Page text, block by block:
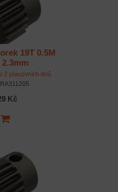
19T 0.5M
2.3mm
2 pracovních dnů
Kč